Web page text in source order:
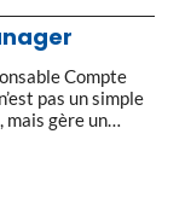
Compte
pas un simple
mais gère un
avec son client
dans le